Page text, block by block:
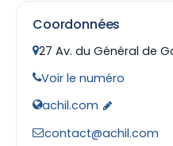
Coordonnées
27 Av. du Général de
Voir le numéro
achil.com
contact@achil.com